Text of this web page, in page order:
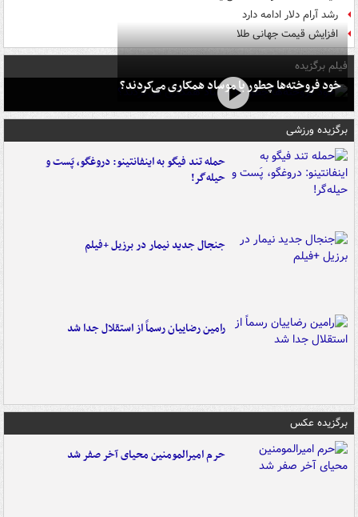
رشد آرام دلار ادامه دارد
افزایش قیمت جهانی طلا
فیلم برگزیده
خود فروخته‌ها چطور با موساد همکاری می‌کردند؟
برگزیده ورزشی
حمله تند فیگو به اینفانتینو: دروغگو، پَست‌ و
حیله‌گر!
جنجال جدید نیمار در برزیل +فیلم
رامین رضاییان رسماً از استقلال جدا شد
برگزیده عکس
حرم امیرالمومنین محیای آخر صفر شد